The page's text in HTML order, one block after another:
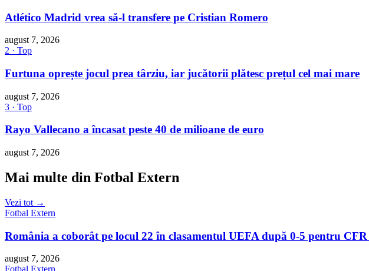
Atlético Madrid vrea să-l transfere pe Cristian Romero
august 7, 2026
2 · Top
Furtuna oprește jocul prea târziu, iar jucătorii plătesc prețul cel mai mare
august 7, 2026
3 · Top
Rayo Vallecano a încasat peste 40 de milioane de euro
august 7, 2026
Mai multe din Fotbal Extern
Vezi tot →
Fotbal Extern
România a coborât pe locul 22 în clasamentul UEFA după 0-5 pentru
august 7, 2026